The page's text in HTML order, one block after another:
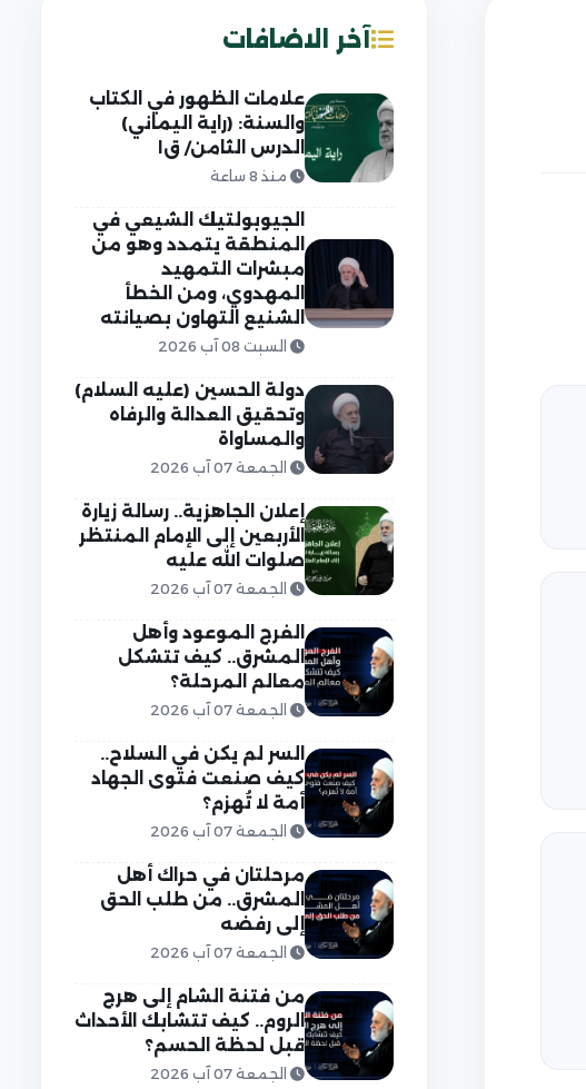
آخر الاضافات
علامات الظهور في الكتاب
والسنة: (راية اليماني)
الدرس الثامن/ ق١
منذ 8 ساعة
الجيوبولتيك الشيعي في
المنطقة يتمدد وهو من
مبشرات التمهيد
المهدوي، ومن الخطأ
الشنيع التهاون بصيانته
السبت 08 آب 2026
دولة الحسين (عليه السلام)
وتحقيق العدالة والرفاه
والمساواة
الجمعة 07 آب 2026
إعلان الجاهزية.. رسالة زيارة
الأربعين إلى الإمام المنتظر
صلوات الله عليه
الجمعة 07 آب 2026
الفرج الموعود وأهل
المشرق.. كيف تتشكل
معالم المرحلة؟
الجمعة 07 آب 2026
السر لم يكن في السلاح..
كيف صنعت فتوى الجهاد
أمة لا تُهزم؟
الجمعة 07 آب 2026
مرحلتان في حراك أهل
المشرق.. من طلب الحق
إلى رفضه
الجمعة 07 آب 2026
من فتنة الشام إلى هرج
الروم.. كيف تتشابك الأحداث
قبل لحظة الحسم؟
الجمعة 07 آب 2026